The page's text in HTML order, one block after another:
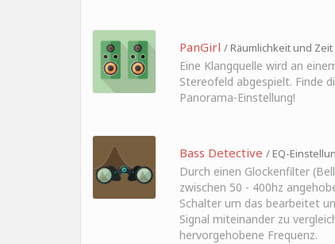
PanGirl / Räumlichkeit und
Eine Klangquelle wird an
Stereofeld abgespielt. Finde
Panorama-Einstellung!
Bass Detective / EQ-
Durch einen Glockenfilter
zwischen 50 - 400hz
Schalter um das bearbeitet
Signal miteinander zu
hervorgehobene Frequenz.